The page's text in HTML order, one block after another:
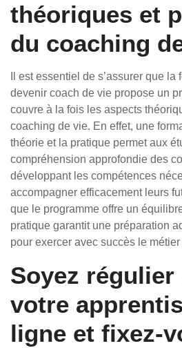
théoriques et
du coaching
Il est essentiel de s’assurer que
devenir coach de vie propose un
couvre à la fois les aspects
coaching de vie. En effet, une
théorie et la pratique permet aux
compréhension approfondie des
développant les compétences
accompagner efficacement leurs
que le programme offre un
pratique garantit une préparation
pour exercer avec succès le
Soyez régulier
votre
ligne et fixez-